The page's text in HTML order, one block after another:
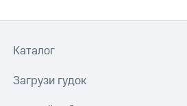
Каталог
Загрузи гудок